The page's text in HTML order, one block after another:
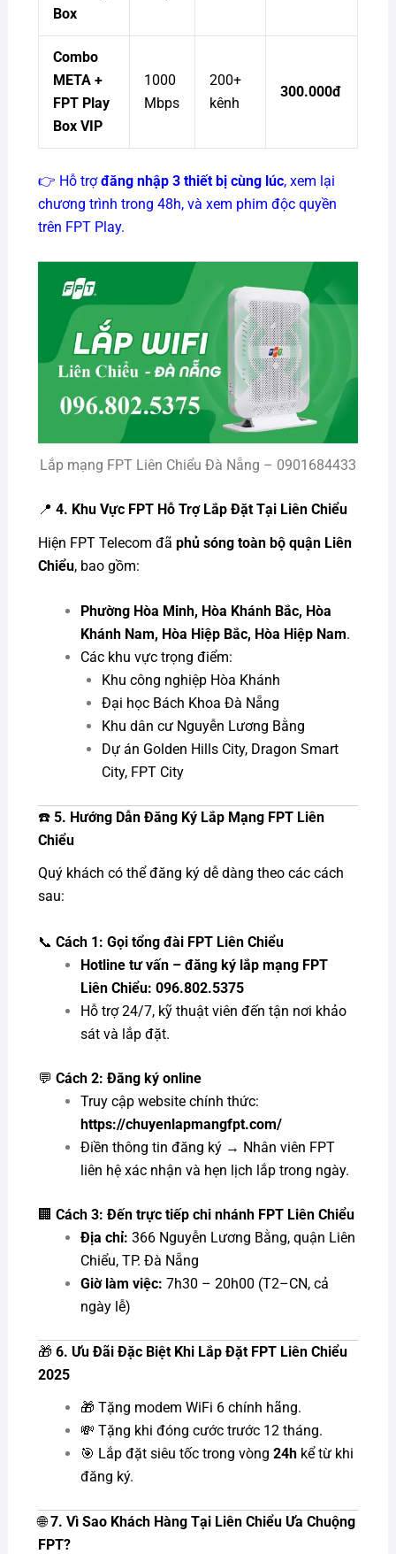
Box
Combo
META +
FPT Play
Box VIP
1000
Mbps
200+
kênh
300.000đ
👉 Hỗ trợđăng nhập 3 thiết bị cùng lúc, xem lại
chương trình trong 48h, và xem phim độc quyền
trên FPT Play.
Lắp mạng FPT Liên Chiểu Đà Nẵng – 0901684433
📍 4. Khu Vực FPT Hỗ Trợ Lắp Đặt Tại Liên Chiểu
Hiện FPT Telecom đã phủ sóng toàn bộ quận Liên
Chiểu, bao gồm:
Phường Hòa Minh, Hòa Khánh Bắc, Hòa
Khánh Nam, Hòa Hiệp Bắc, Hòa Hiệp Nam.
Các khu vực trọng điểm:
Khu công nghiệp Hòa Khánh
Đại học Bách Khoa Đà Nẵng
Khu dân cư Nguyễn Lương Bằng
Dự án Golden Hills City, Dragon Smart
City, FPT City
☎️ 5. Hướng Dẫn Đăng Ký Lắp Mạng FPT Liên
Chiểu
Quý khách có thể đăng ký dễ dàng theo các cách
sau:
📞 Cách 1: Gọi tổng đài FPT Liên Chiểu
Hotline tư vấn – đăng ký lắp mạng FPT
Liên Chiểu: 096.802.5375
Hỗ trợ 24/7, kỹ thuật viên đến tận nơi khảo
sát và lắp đặt.
💬 Cách 2: Đăng ký online
Truy cập website chính thức:
https://chuyenlapmangfpt.com/
Điền thông tin đăng ký → Nhân viên FPT
liên hệ xác nhận và hẹn lịch lắp trong ngày.
🏢 Cách 3: Đến trực tiếp chi nhánh FPT Liên Chiểu
Địa chỉ: 366 Nguyễn Lương Bằng, quận Liên
Chiểu, TP. Đà Nẵng
Giờ làm việc: 7h30 – 20h00 (T2–CN, cả
ngày lễ)
🎁 6. Ưu Đãi Đặc Biệt Khi Lắp Đặt FPT Liên Chiểu
2025
🎁 Tặng modem WiFi 6 chính hãng.
💸 Tặng khi đóng cước trước 12 tháng.
🎯 Lắp đặt siêu tốc trong vòng 24hkể từ khi
đăng ký.
🌐7. Vì Sao Khách Hàng Tại Liên Chiểu Ưa Chuộng
FPT?